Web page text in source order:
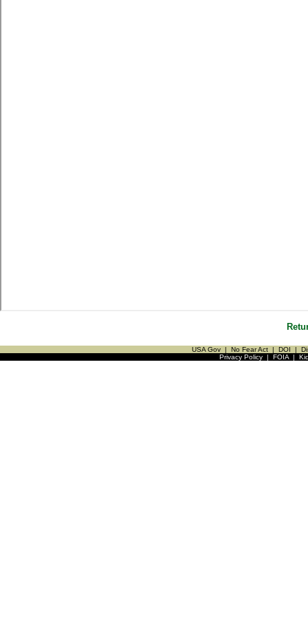
USA Gov | No Fear Act | DOI |
Privacy Policy| FOIA|